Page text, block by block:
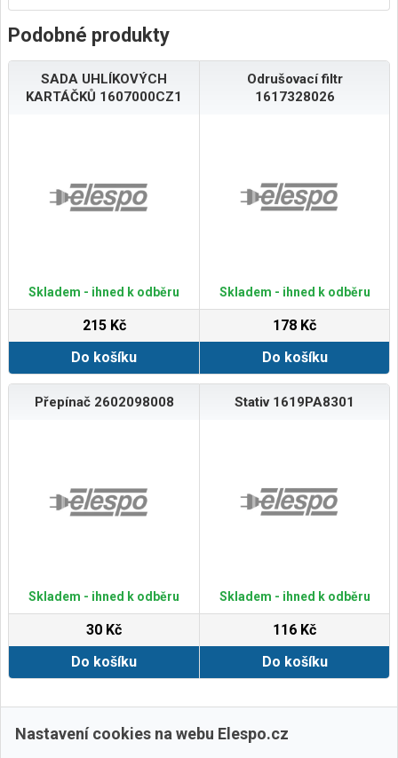
Podobné produkty
SADA UHLÍKOVÝCH
KARTÁČKŮ 1607000CZ1
Skladem - ihned k odběru
215 Kč
Do košíku
Odrušovací filtr
1617328026
Skladem - ihned k odběru
178 Kč
Do košíku
Přepínač 2602098008
Skladem - ihned k odběru
30 Kč
Do košíku
Stativ 1619PA8301
Skladem - ihned k odběru
116 Kč
Do košíku
Zobrazit další
Nastavení cookies na webu Elespo.cz